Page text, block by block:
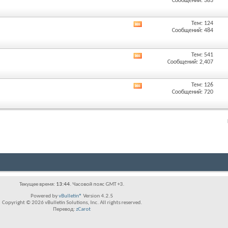
раздела
раздела
Тем: 124
Сообщений: 484
раздела
Тем: 541
Сообщений: 2,407
раздела
Тем: 126
Сообщений: 720
Текущее время: 13:44. Часовой пояс GMT +3.
Powered byvBulletin® Version 4.2.5
Copyright © 2026 vBulletin Solutions, Inc. All rights reserved.
Перевод: zCarot